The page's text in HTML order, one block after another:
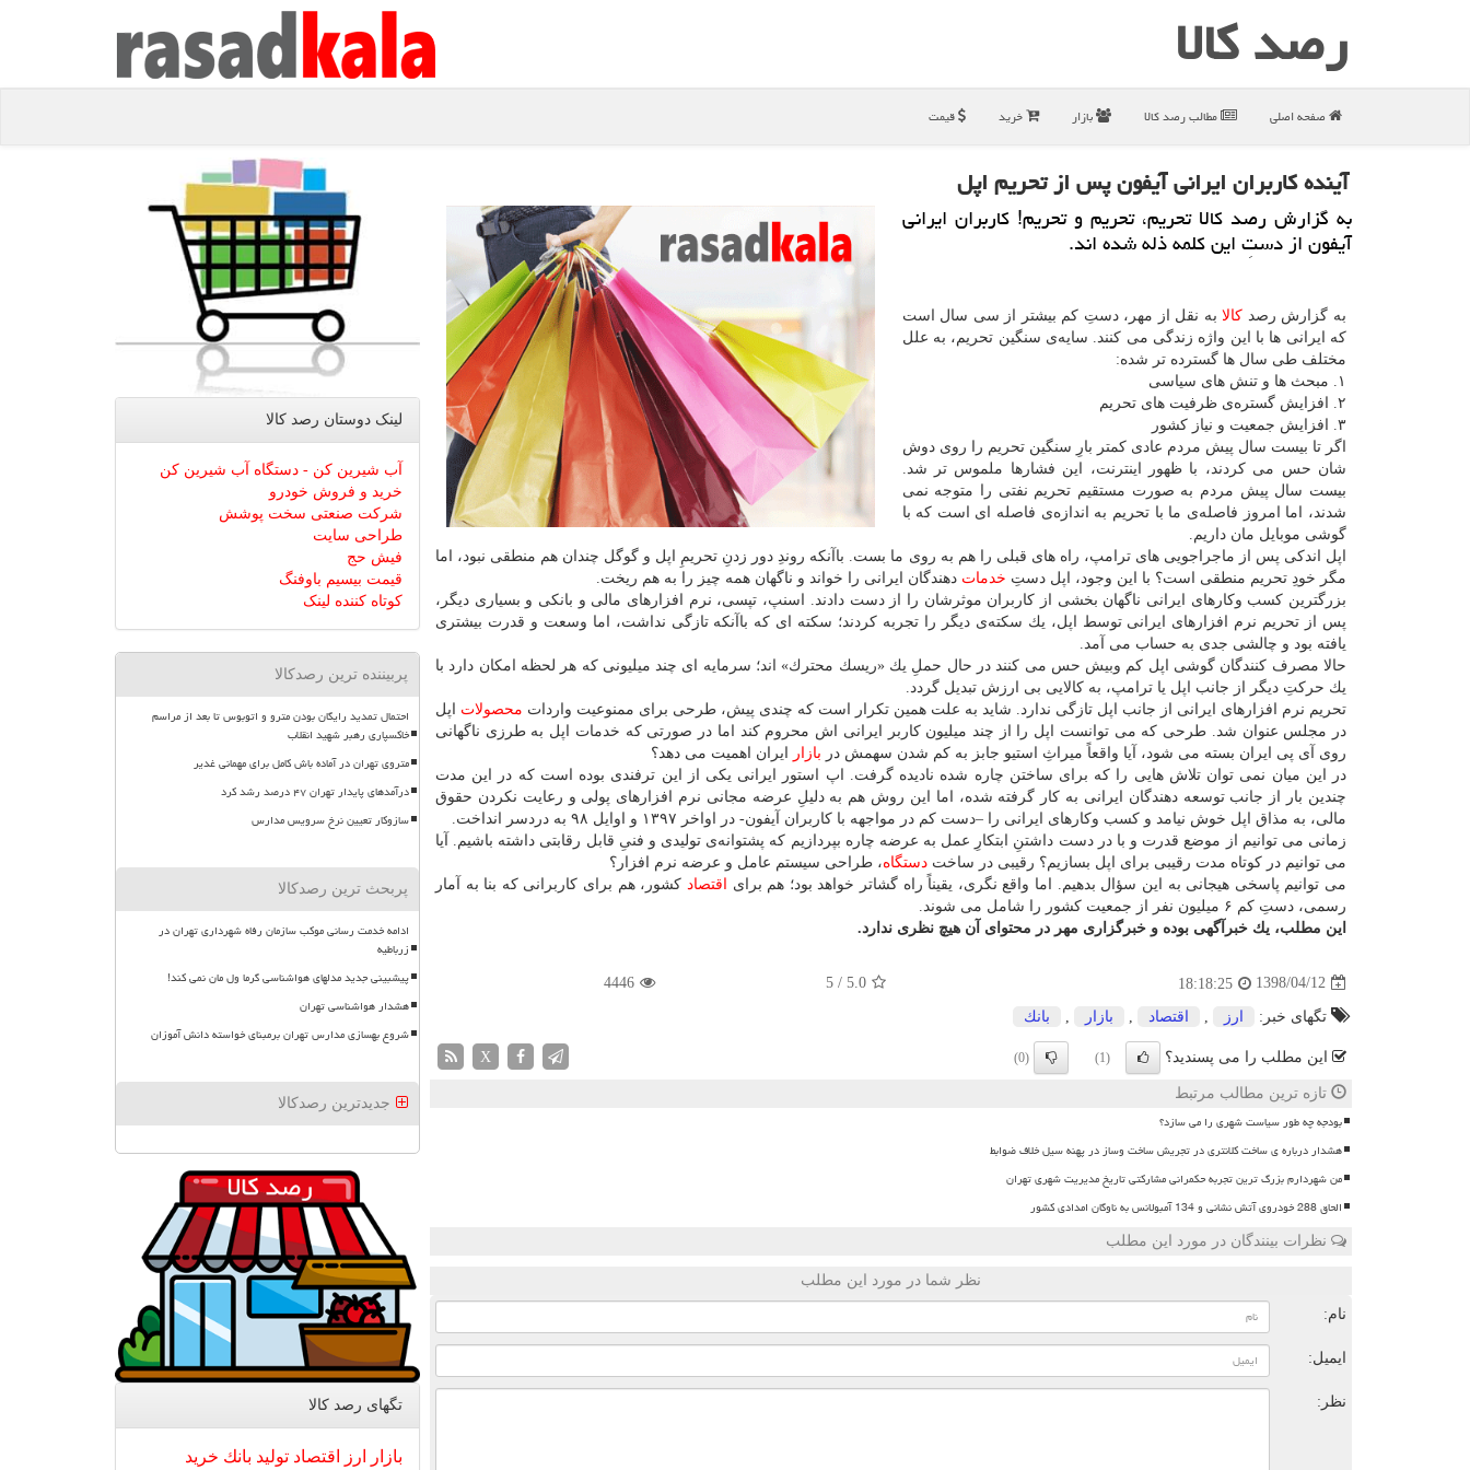
رصد كالا
صفحه اصلی مطالب رصد كالا بازار خرید قیمت
آینده كاربران ایرانی آیفون پس از تحریم اپل
به گزارش رصد كالا تحریم، تحریم و تحریم! كاربران ایرانی
آیفون از دستِ این كلمه ذله شده اند.
به گزارش رصد كالابه نقل از مهر، دستِ كم بیشتر از سی سال است
كه ایرانی ها با این واژه زندگی می كنند. سایه‌ی سنگین تحریم، به علل
مختلف طی سال ها گسترده تر شده:
۱. مبحث ها و تنش های سیاسی
۲. افزایش گستره‌ی ظرفیت های تحریم
۳. افزایش جمعیت و نیاز كشور
اگر تا بیست سال پیش مردم عادی كمتر بارِ سنگین تحریم را روی دوش
شان حس می كردند، با ظهور اینترنت، این فشارها ملموس تر شد.
بیست سال پیش مردم به صورت مستقیم تحریم نفتی را متوجه نمی
شدند، اما امروز فاصله‌ی ما با تحریم به اندازه‌ی فاصله ای است كه با
گوشی موبایل مان داریم.
اپل اندكی پس از ماجراجویی های ترامپ، راه های قبلی را هم به روی ما بست. باآنكه روندِ دور زدنِ تحریمِ اپل و گوگل چندان هم منطقی نبود، اما
مگر خودِ تحریم منطقی است؟ با این وجود، اپل دستِ خدمات دهندگان ایرانی را خواند و ناگهان همه چیز را به هم ریخت.
بزرگترین كسب وكارهای ایرانی ناگهان بخشی از كاربران موثرشان را از دست دادند. اسنپ، تپسی، نرم افزارهای مالی و بانكی و بسیاری دیگر،
پس از تحریم نرم افزارهای ایرانی توسط اپل، یك سكته‌ی دیگر را تجربه كردند؛ سكته ای كه باآنكه تازگی نداشت، اما وسعت و قدرت بیشتری
یافته بود و چالشی جدی به حساب می آمد.
حالا مصرف كنندگان گوشی اپل كم وبیش حس می كنند در حال حملِ یك «ریسك محترك» اند؛ سرمایه ای چند میلیونی كه هر لحظه امكان دارد با
یك حركتِ دیگر از جانب اپل یا ترامپ، به كالایی بی ارزش تبدیل گردد.
تحریم نرم افزارهای ایرانی از جانب اپل تازگی ندارد. شاید به علت همین تكرار است كه چندی پیش، طرحی برای ممنوعیت واردات محصولات اپل
در مجلس عنوان شد. طرحی كه می توانست اپل را از چند میلیون كاربر ایرانی اش محروم كند اما در صورتی كه خدمات اپل به طرزی ناگهانی
روی آی پی ایران بسته می شود، آیا واقعاً میراثِ استیو جابز به كم شدن سهمش در بازار
ایران اهمیت می دهد؟
در این میان نمی توان تلاش هایی را كه برای ساختن چاره شده نادیده گرفت. اپ استور ایرانی یكی از این ترفندی بوده است كه در این مدت
چندین بار از جانب توسعه دهندگان ایرانی به كار گرفته شده، اما این روش هم به دلیلِ عرضه مجانی نرم افزارهای پولی و رعایت نكردن حقوق
مالی، به مذاق اپل خوش نیامد و كسب وكارهای ایرانی را –دست كم در مواجهه با كاربران آیفون- در اواخر ۱۳۹۷ و اوایل ۹۸ به دردسر انداخت.
زمانی می توانیم از موضع قدرت و با در دست داشتنِ ابتكارِ عمل به عرضه چاره بپردازیم كه پشتوانه‌ی تولیدی و فنیِ قابل رقابتی داشته باشیم. آیا
می توانیم در كوتاه مدت رقیبی برای اپل بسازیم؟ رقیبی در ساخت دستگاه، طراحی سیستم عامل و عرضه نرم افزار؟
می توانیم پاسخی هیجانی به این سؤال بدهیم. اما واقع نگری، یقیناً راه گشاتر خواهد بود؛ هم برای
اقتصاد كشور، هم برای كاربرانی كه بنا به آمار
رسمی، دستِ كم ۶ میلیون نفر از جمعیت كشور را شامل می شوند.
این مطلب، یك خبرآگهی بوده و خبرگزاری مهر در محتوای آن هیچ نظری ندارد.
1398/04/12
18:18:25
5.0
/
5
4446
تگهای خبر: ارز اقتصاد بازار بانك
این مطلب را می پسندید؟ (1)
(0)
X
تازه ترین مطالب مرتبط
بودجه چه طور سیاست شهری را می سازد؟
هشدار درباره ی ساخت کلانتری در تجریش ساخت وساز در پهنه سیل خلاف ضوابط
من شهردارم بزرگ ترین تجربه حکمرانی مشارکتی تاریخ مدیریت شهری تهران
الحاق 288 خودروی آتش نشانی و 134 آمبولانس به ناوگان امدادی کشور
نظرات بینندگان در مورد این مطلب
نظر شما در مورد این مطلب
نام:
ایمیل:
نظر:
لینک دوستان رصد كالا
آب شیرین کن - دستگاه آب شیرین کن
خرید و فروش خودرو
شرکت صنعتی سخت پوشش
طراحی سایت
فیش حج
قیمت بیسیم باوفنگ
کوتاه کننده لینک
پربیننده ترین رصدکالا
احتمال تمدید رایگان بودن مترو و اتوبوس تا بعد از مراسم
خاکسپاری رهبر شهید انقلاب
متروی تهران در آماده باش کامل برای مهمانی غدیر
درآمدهای پایدار تهران ۴۷ درصد رشد کرد
سازوکار تعیین نرخ سرویس مدارس
پربحث ترین رصدکالا
ادامه خدمت رسانی موکب سازمان رفاه شهرداری تهران در
زرباطیه
پیشبینی جدید مدلهای هواشناسی گرما ول مان نمی کند!
هشدار هواشناسی تهران
شروع بهسازی مدارس تهران برمبنای خواسته دانش آموزان
جدیدترین رصدکالا
تگهای رصد كالا
بازار ارز اقتصاد تولید بانك خرید